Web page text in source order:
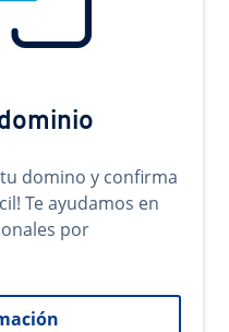
domino y confirma
Te ayudamos en
por